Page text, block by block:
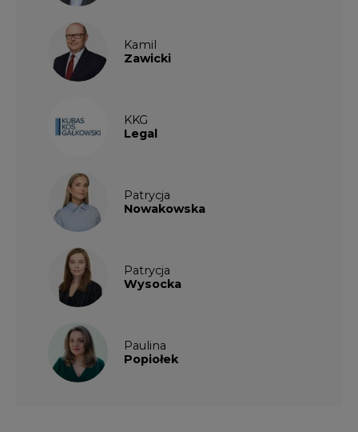
KKG
Patrycja
Nowakowska
Patrycja
Paulina
Popiołek
PARTNERZY PORTALU